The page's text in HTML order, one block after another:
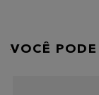
VOCÊ